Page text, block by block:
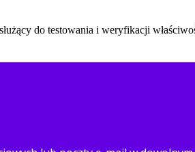
do testowania i weryfikacji